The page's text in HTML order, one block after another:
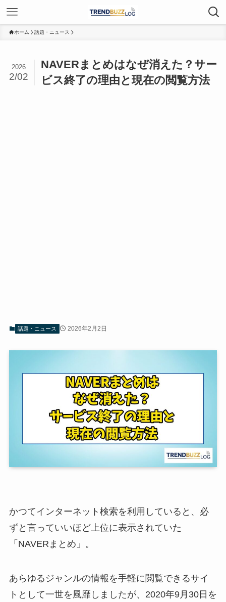
ホーム 話題・ニュース
NAVERまとめはなぜ消えた？サー
ビス終了の理由と現在の閲覧方法
2026
2/02
話題・ニュース 2026年2月2日
かつてインターネット検索を利用していると、必
ずと言っていいほど上位に表示されていた
「NAVERまとめ」。
あらゆるジャンルの情報を手軽に閲覧できるサイ
トとして一世を風靡しましたが、2020年9月30日を